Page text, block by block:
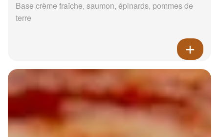
Base crème fraîche, saumon, épinards, pommes de
terre